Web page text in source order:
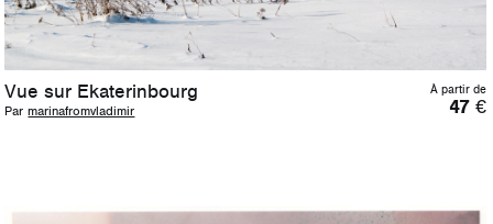
Vue sur Ekaterinbourg
Par marinafromvladimir
À partir de
47€